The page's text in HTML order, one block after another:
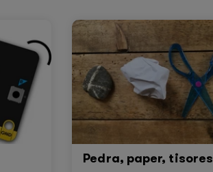
Pedra, paper, tisores